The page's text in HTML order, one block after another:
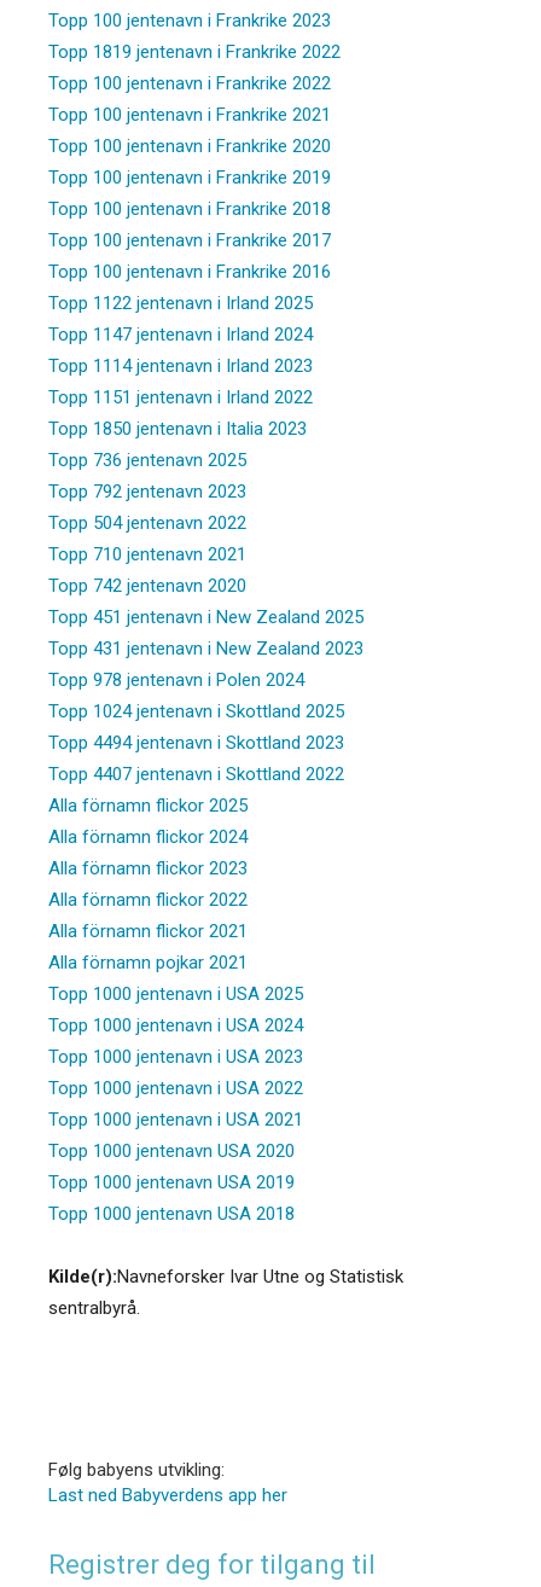
Topp 100 jentenavn i Frankrike 2023
Topp 1819 jentenavn i Frankrike 2022
Topp 100 jentenavn i Frankrike 2022
Topp 100 jentenavn i Frankrike 2021
Topp 100 jentenavn i Frankrike 2020
Topp 100 jentenavn i Frankrike 2019
Topp 100 jentenavn i Frankrike 2018
Topp 100 jentenavn i Frankrike 2017
Topp 100 jentenavn i Frankrike 2016
Topp 1122 jentenavn i Irland 2025
Topp 1147 jentenavn i Irland 2024
Topp 1114 jentenavn i Irland 2023
Topp 1151 jentenavn i Irland 2022
Topp 1850 jentenavn i Italia 2023
Topp 736 jentenavn 2025
Topp 792 jentenavn 2023
Topp 504 jentenavn 2022
Topp 710 jentenavn 2021
Topp 742 jentenavn 2020
Topp 451 jentenavn i New Zealand 2025
Topp 431 jentenavn i New Zealand 2023
Topp 978 jentenavn i Polen 2024
Topp 1024 jentenavn i Skottland 2025
Topp 4494 jentenavn i Skottland 2023
Topp 4407 jentenavn i Skottland 2022
Alla förnamn flickor 2025
Alla förnamn flickor 2024
Alla förnamn flickor 2023
Alla förnamn flickor 2022
Alla förnamn flickor 2021
Alla förnamn pojkar 2021
Topp 1000 jentenavn i USA 2025
Topp 1000 jentenavn i USA 2024
Topp 1000 jentenavn i USA 2023
Topp 1000 jentenavn i USA 2022
Topp 1000 jentenavn i USA 2021
Topp 1000 jentenavn USA 2020
Topp 1000 jentenavn USA 2019
Topp 1000 jentenavn USA 2018
Kilde(r):Navneforsker Ivar Utne og Statistisk
sentralbyrå.
Følg babyens utvikling:
Last ned Babyverdens app her
Registrer deg for tilgang til